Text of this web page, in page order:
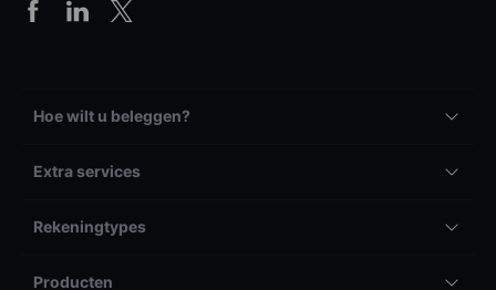
Hoe wilt u beleggen?
Extra services
Rekeningtypes
Producten